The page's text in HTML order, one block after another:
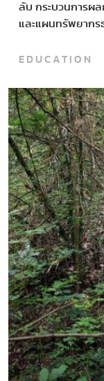
ลับ กระบวนการผ
และแผนทรัพยากร
EDUCATION